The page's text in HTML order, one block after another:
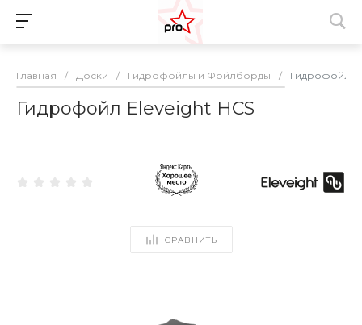
Главная / Доски / Гидрофойлы и Фойлборды / Гидрофойл
Гидрофойл Eleveight HCS
СРАВНИТЬ